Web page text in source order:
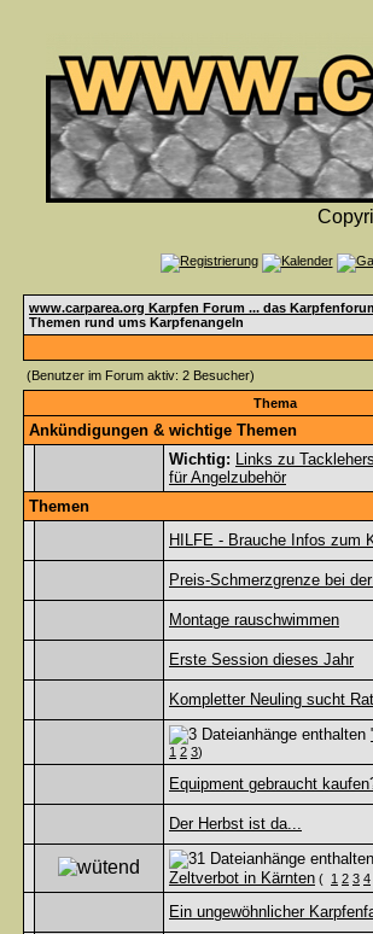
www.carparea.org Karpfen Forum ... das
Themen rund ums Karpfenangeln
(Benutzer im Forum aktiv: 2 Besucher)
Thema
Ankündigungen & wichtige Themen
Wichtig: Links zu
für Angelzubehör
Themen
HILFE - Brauche Infos zum
Preis-Schmerzgrenze bei
Montage rauschwimmen
Erste Session dieses Jahr
Kompletter Neuling sucht
1 2 3)
Equipment gebraucht
Der Herbst ist da...
Zeltverbot in Kärnten ( 1 2 3 4
Ein ungewöhnlicher